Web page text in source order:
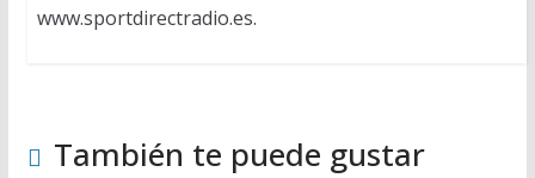
www.sportdirectradio.es.
También te puede gustar